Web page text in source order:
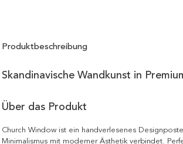
Produktbeschreibung
Skandinavische Wandkunst in
Über das Produkt
Church Window ist ein handverlesenes
Minimalismus mit moderner Ästhetik verbindet.